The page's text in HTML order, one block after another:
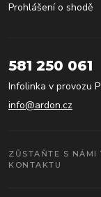
Prohlášení o shodě
581 250 061
Infolinka v provozu
info@ardon.cz
ZŮSTAŇTE S NÁMI
KONTAKTU